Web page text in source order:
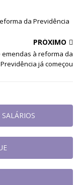
da Previdência
PRÓXIMO
emendas à reforma da
Previdência já começou